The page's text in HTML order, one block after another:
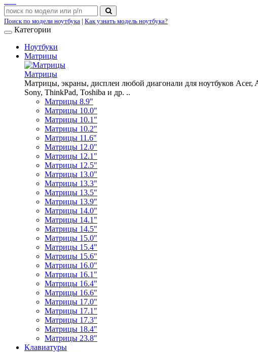
Поиск по модели ноутбука | Как узнать модель ноутбука?
Категории
Ноутбуки
Матрицы
Матрицы
Матрицы, экраны, дисплеи любой диагонали для ноутбуков Acer,
Sony, ThinkPad, Toshiba и др. ..
Матрицы 8.9"
Матрицы 10.0"
Матрицы 10.1"
Матрицы 10.2"
Матрицы 11.6"
Матрицы 12.0"
Матрицы 12.1"
Матрицы 12.5"
Матрицы 13.0"
Матрицы 13.3"
Матрицы 13.5"
Матрицы 13.9"
Матрицы 14.0"
Матрицы 14.1"
Матрицы 14.5"
Матрицы 15.0"
Матрицы 15.4"
Матрицы 15.6"
Матрицы 16.0"
Матрицы 16.1"
Матрицы 16.4"
Матрицы 16.6"
Матрицы 17.0"
Матрицы 17.1"
Матрицы 17.3"
Матрицы 18.4"
Матрицы 23.8"
Клавиатуры